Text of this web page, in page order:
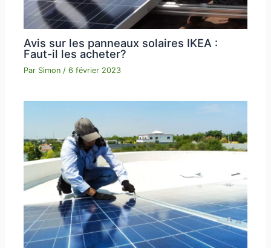
Avis sur les panneaux solaires IKEA :
Faut-il les acheter?
Par Simon/6 février 2023